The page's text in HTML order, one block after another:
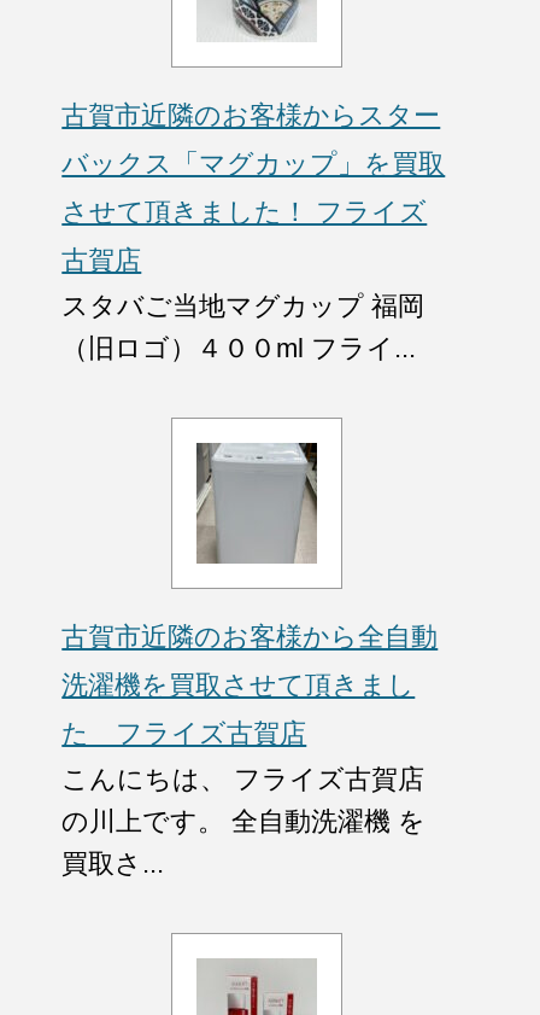
古賀市近隣のお客様からスター
バックス「マグカップ」を買取
させて頂きました！ フライズ
古賀店
スタバご当地マグカップ 福岡
（旧ロゴ）４００ml フライ...
古賀市近隣のお客様から全自動
洗濯機を買取させて頂きまし
た フライズ古賀店
こんにちは、 フライズ古賀店
の川上です。 全自動洗濯機 を
買取さ...